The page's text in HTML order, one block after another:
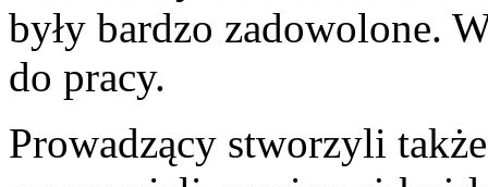
były bardzo zadowolone.
do pracy.
Prowadzący stworzyli